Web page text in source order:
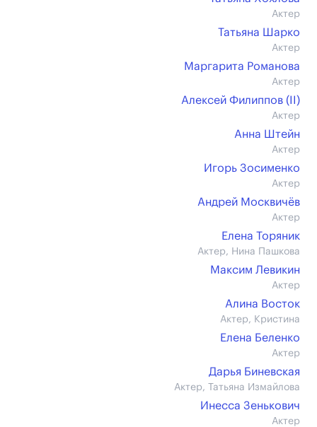
Актер
Татьяна Шарко
Актер
Маргарита Романова
Актер
Алексей Филиппов (II)
Актер
Анна Штейн
Актер
Игорь Зосименко
Актер
Андрей Москвичёв
Актер
Елена Торяник
Актер, Нина Пашкова
Максим Левикин
Актер
Алина Восток
Актер, Кристина
Елена Беленко
Актер
Дарья Биневская
Актер, Татьяна Измайлова
Инесса Зенькович
Актер